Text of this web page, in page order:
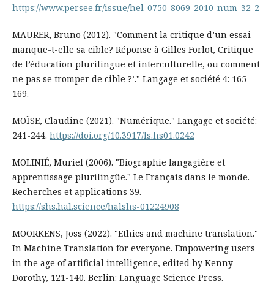
https://www.persee.fr/issue/hel_0750-8069_2010_num_32_2
MAURER, Bruno (2012). "Comment la critique d’un essai
manque-t-elle sa cible? Réponse à Gilles Forlot, Critique
de l’éducation plurilingue et interculturelle, ou comment
ne pas se tromper de cible ?’." Langage et société 4: 165-
169.
MOÏSE, Claudine (2021). "Numérique." Langage et société:
241-244. https://doi.org/10.3917/ls.hs01.0242
MOLINIÉ, Muriel (2006). "Biographie langagière et
apprentissage plurilingüe." Le Français dans le monde.
Recherches et applications 39.
https://shs.hal.science/halshs-01224908
MOORKENS, Joss (2022). "Ethics and machine translation."
In Machine Translation for everyone. Empowering users
in the age of artificial intelligence, edited by Kenny
Dorothy, 121-140. Berlin: Language Science Press.